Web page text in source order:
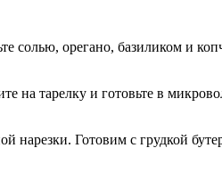
солью, орегано, базиликом и
на тарелку и готовьте в
Готовим с грудкой